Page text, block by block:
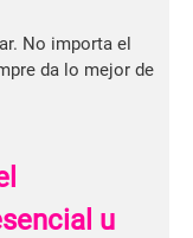
No importa el
da lo mejor de
u